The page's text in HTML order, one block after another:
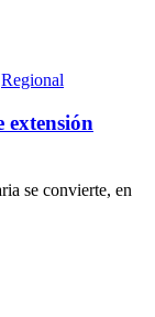
Regional
extensión
se convierte, en